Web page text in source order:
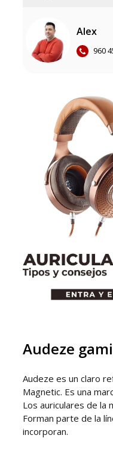
Alex
960
Audeze
Audeze es un claro
Magnetic. Es una
Los auriculares de la
Forman parte de la
incorporan.